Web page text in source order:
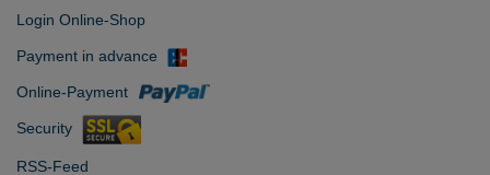
Login Online-Shop
Payment in advance
Online-Payment
Security
RSS-Feed